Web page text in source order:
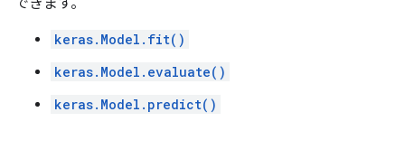
keras.Model.fit()
keras.Model.evaluate()
keras.Model.predict()